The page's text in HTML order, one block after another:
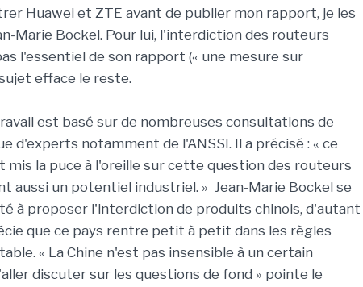
Huawei et ZTE avant de publier mon rapport, je les
Marie Bockel. Pour lui, l'interdiction des routeurs
l'essentiel de son rapport (« une mesure sur
efface le reste.
est basé sur de nombreuses consultations de
d'experts notamment de l'ANSSI. Il a précisé : « ce
mis la puce à l'oreille sur cette question des routeurs
aussi un potentiel industriel. » Jean-Marie Bockel se
à proposer l'interdiction de produits chinois, d'autant
que ce pays rentre petit à petit dans les règles
« La Chine n'est pas insensible à un certain
discuter sur les questions de fond » pointe le